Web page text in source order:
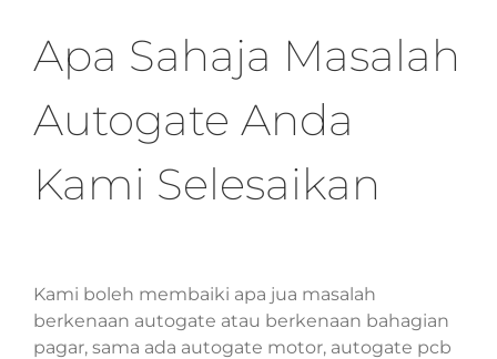
Apa Sahaja Masalah
Autogate Anda
Kami Selesaikan
Kami boleh membaiki apa jua masalah
berkenaan autogate atau berkenaan bahagian
pagar, sama ada autogate motor, autogate pcb